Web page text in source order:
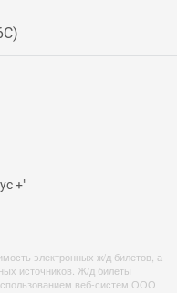
)
+"
электронных ж/д билетов, а
источников. Ж/д билеты
веб-систем ООО